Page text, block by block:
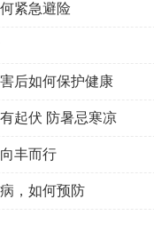
紧急避险
后如何保护健康
起伏 防暑忌寒凉
丰而行
，如何预防